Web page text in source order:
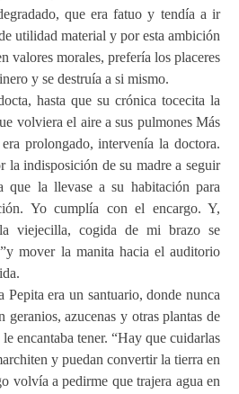
que era fatuo y tendía a ir
utilidad material y por esta ambición
valores morales, prefería los placeres
y se destruía a si mismo.
hasta que su crónica tocecita la
volviera el aire a sus pulmones Más
prolongado, intervenía la doctora.
la indisposición de su madre a seguir
que la llevase a su habitación para
Yo cumplía con el encargo. Y,
la viejecilla, cogida de mi brazo se
mover la manita hacia el auditorio
Pepita era un santuario, donde nunca
geranios, azucenas y otras plantas de
encantaba tener. “Hay que cuidarlas
y puedan convertir la tierra en
volvía a pedirme que trajera agua en